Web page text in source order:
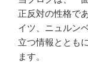
正反対の性格で
イツ、ニュルン
立つ情報ととも
ます。